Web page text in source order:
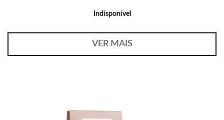
Indisponível
VER MAIS